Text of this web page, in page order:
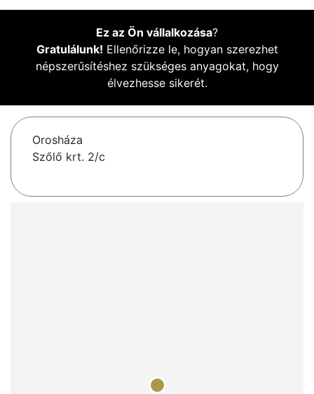
Ez az Ön vállalkozása?
Gratulálunk! Ellenőrizze le, hogyan szerezhet
népszerűsítéshez szükséges anyagokat, hogy
élvezhesse sikerét.
Orosháza
Szőlő krt. 2/c